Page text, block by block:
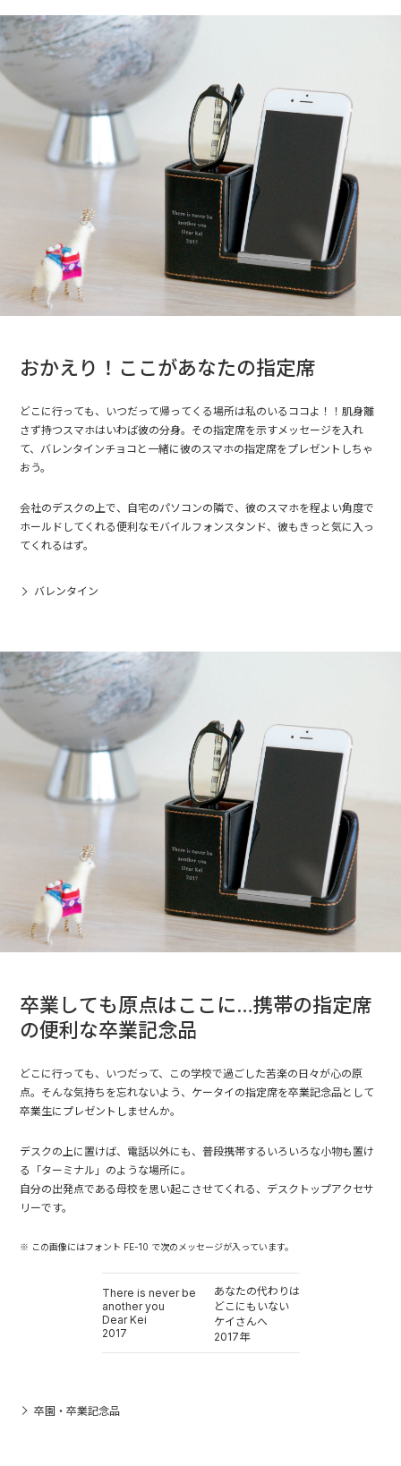
おかえり！ここがあなたの指定席
どこに行っても、いつだって帰ってくる場所は私のいるココよ！！肌身離
さず持つスマホはいわば彼の分身。その指定席を示すメッセージを入れ
て、バレンタインチョコと一緒に彼のスマホの指定席をプレゼントしちゃ
おう。
会社のデスクの上で、自宅のパソコンの隣で、彼のスマホを程よい角度で
ホールドしてくれる便利なモバイルフォンスタンド、彼もきっと気に入っ
てくれるはず。
バレンタイン
卒業しても原点はここに…携帯の指定席
の便利な卒業記念品
どこに行っても、いつだって、この学校で過ごした苦楽の日々が心の原
点。そんな気持ちを忘れないよう、ケータイの指定席を卒業記念品として
卒業生にプレゼントしませんか。
デスクの上に置けば、電話以外にも、普段携帯するいろいろな小物も置け
る「ターミナル」のような場所に。
自分の出発点である母校を思い起こさせてくれる、デスクトップアクセサ
リーです。
※ この画像にはフォント FE-10 で次のメッセージが入っています。
There is never be
another you
Dear Kei
2017
あなたの代わりは
どこにもいない
ケイさんへ
2017年
卒園・卒業記念品